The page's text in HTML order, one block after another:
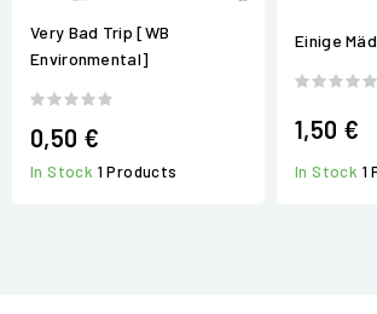
Very Bad Trip [WB
Environmental]
0,50 €
In Stock 1 Products
Einige
1,50 €
In Stock 1